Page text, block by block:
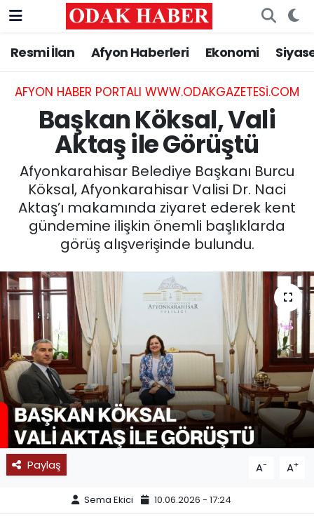
Resmi İlan Afyon Haberleri Ekonomi
AFYON HABER PORTALI WWW.ODAKGAZETESI.COM
Başkan Köksal, Vali
Aktaş ile Görüştü
Afyonkarahisar Belediye Başkanı Burcu
Köksal, Afyonkarahisar Valisi Dr. Naci
Aktaş’ı makamında ziyaret ederek kent
gündemine ilişkin önemli başlıklarda
görüş alışverişinde bulundu.
Paylaş A- A+
Sema Ekici 10.06.2026 - 17:24
AFYONKARAHİSAR HABERLERİ
Resmi İlan
ASAYİŞ
SİYASET
EĞİTİM
MAGAZİN
SAĞLIK
SPOR
11:11 MANŞET
Nöbetçi Eczaneler
Hava Durumu
Trafik Durumu
Süper Lig Puan Durumu ve Fikstür
Tüm Manşetler
Son Dakika Haberleri
Haber Arşivi